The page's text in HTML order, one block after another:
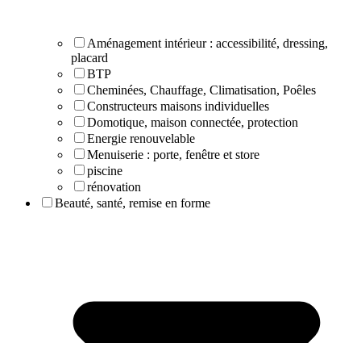
Aménagement intérieur : accessibilité, dressing,
placard
BTP
Cheminées, Chauffage, Climatisation, Poêles
Constructeurs maisons individuelles
Domotique, maison connectée, protection
Energie renouvelable
Menuiserie : porte, fenêtre et store
piscine
rénovation
Beauté, santé, remise en forme